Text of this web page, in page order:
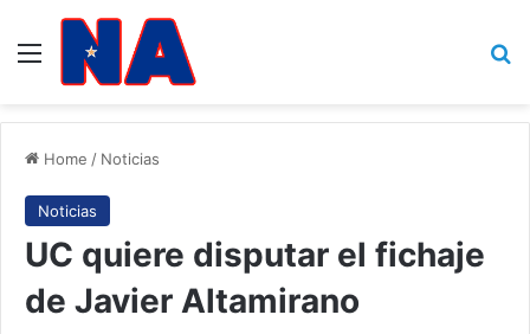
Menu
Home / Noticias
Noticias
UC quiere disputar el fichaje
de Javier Altamirano